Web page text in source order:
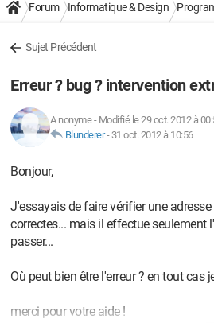
Forum Informatique & Design
Sujet Précédent
Erreur ? bug ? intervention
A nonyme- Modifié le 29 oct. 2012 à
Blunderer- 31 oct. 2012 à 10:56
Bonjour,
J'essayais de faire vérifier une
correctes... mais il effectue seulement
passer...
Où peut bien être l'erreur ? en tout cas
merci pour votre aide !